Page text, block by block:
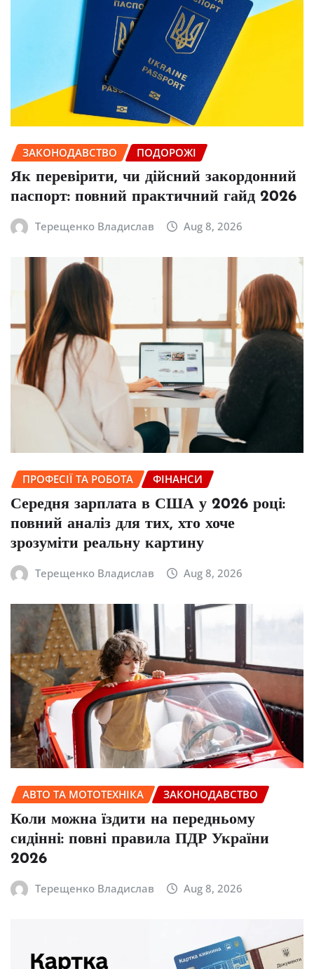
ЗАКОНОДАВСТВО ПОДОРОЖІ
Як перевірити, чи дійсний закордонний
паспорт: повний практичний гайд 2026
Терещенко Владислав Aug 8, 2026
ПРОФЕСІЇ ТА РОБОТА ФІНАНСИ
Середня зарплата в США у 2026 році:
повний аналіз для тих, хто хоче
зрозуміти реальну картину
Терещенко Владислав Aug 8, 2026
АВТО ТА МОТОТЕХНІКА ЗАКОНОДАВСТВО
Коли можна їздити на передньому
сидінні: повні правила ПДР України
2026
Терещенко Владислав Aug 8, 2026